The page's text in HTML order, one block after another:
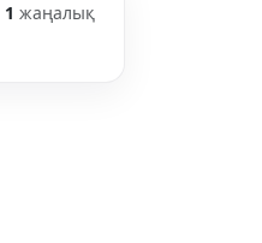
1 жаңалық